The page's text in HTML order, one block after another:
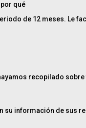
qué
de 12 meses. Le
recopilado
su información de sus